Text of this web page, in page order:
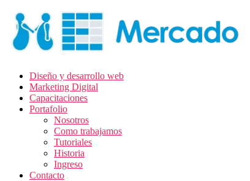
Diseño y desarrollo web
Marketing Digital
Capacitaciones
Portafolio
Nosotros
Como trabajamos
Tutoriales
Historia
Ingreso
Contacto